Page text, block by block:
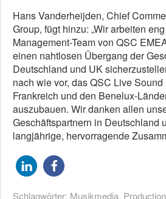
Hans Vanderheijden, Chief
Group, fügt hinzu: „Wir arbeiten
Management-Team von QSC
einen nahtlosen Übergang der
Deutschland und UK
nach wie vor, das QSC Live
Frankreich und den Benelux-
auszubauen. Wir danken allen
Geschäftspartnern in Deutschland
langjährige, hervorragende
Schlagwörter: Musikmedia,